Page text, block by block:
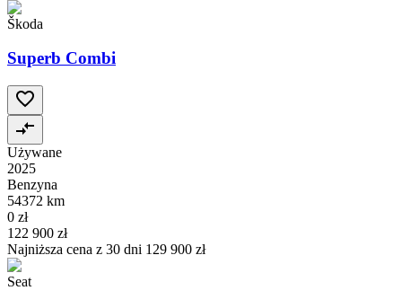
Škoda
Superb Combi
Używane
2025
Benzyna
54372 km
0 zł
122 900 zł
Najniższa cena z 30 dni 129 900 zł
Seat